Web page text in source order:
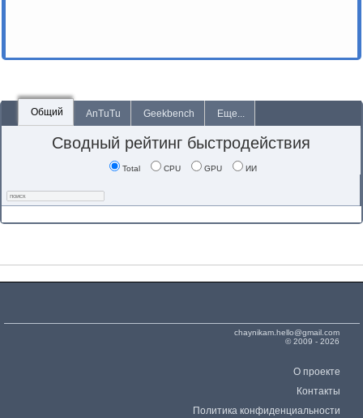
Общий AnTuTu Geekbench Еще...
Сводный рейтинг быстродействия
Total CPU GPU ИИ
chaynikam.hello@gmail.com
© 2009 - 2026
О проекте
Контакты
Политика конфиденциальности